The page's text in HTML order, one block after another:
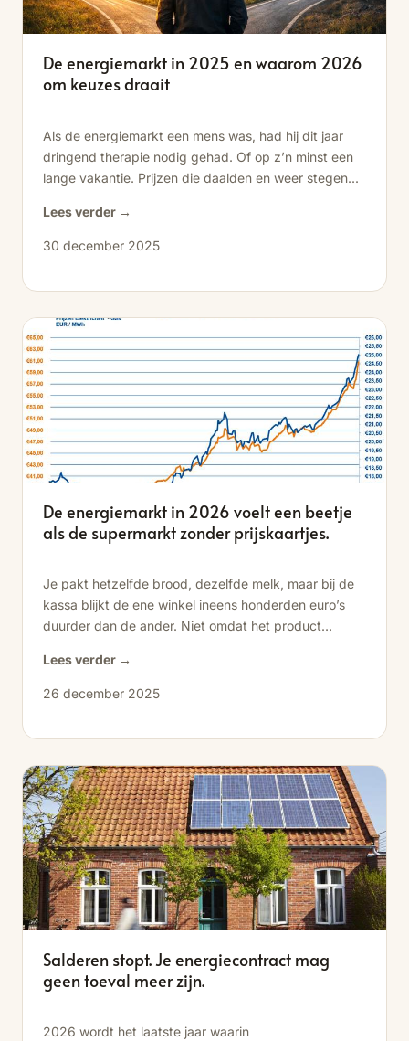
De energiemarkt in 2025 en waarom 2026
om keuzes draait
Als de energiemarkt een mens was, had hij dit jaar
dringend therapie nodig gehad. Of op z’n minst een
lange vakantie. Prijzen die daalden en weer stegen...
Lees verder →
30 december 2025
De energiemarkt in 2026 voelt een beetje
als de supermarkt zonder prijskaartjes.
Je pakt hetzelfde brood, dezelfde melk, maar bij de
kassa blijkt de ene winkel ineens honderden euro’s
duurder dan de ander. Niet omdat het product
Lees verder →
26 december 2025
Salderen stopt. Je energiecontract mag
geen toeval meer zijn.
2026 wordt het laatste jaar waarin